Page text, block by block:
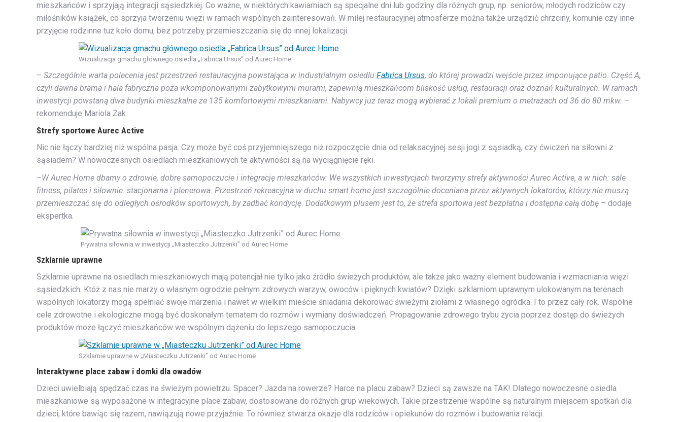
mieszkańców i sprzyjają integracji sąsiedzkiej. Co ważne, w niektórych kawiarniach są specjalne dni lub godziny dla różnych grup, np. seniorów, młodych rodziców czy
miłośników książek, co sprzyja tworzeniu więzi w ramach wspólnych zainteresowań. W miłej restauracyjnej atmosferze można także urządzić chrzciny, komunie czy inne
przyjęcie rodzinne tuż koło domu, bez potrzeby przemieszczania się do innej lokalizacji.
Wizualizacja gmachu głównego osiedla „Fabrica Ursus” od Aurec Home
– Szczególnie warta polecenia jest przestrzeń restauracyjna powstająca w industrialnym osiedlu Fabrica Ursus, do której prowadzi wejście przez imponujące patio. Część A,
czyli dawna brama i hala fabryczna poza wkomponowanymi zabytkowymi murami, zapewnią mieszkańcom bliskość usług, restauracji oraz doznań kulturalnych. W ramach
inwestycji powstaną dwa budynki mieszkalne ze 135 komfortowymi mieszkaniami. Nabywcy już teraz mogą wybierać z lokali premium o metrażach od 36 do 80 mkw. –
rekomenduje Mariola Żak.
Strefy sportowe Aurec Active
Nic nie łączy bardziej niż wspólna pasja. Czy może być coś przyjemniejszego niż rozpoczęcie dnia od relaksacyjnej sesji jogi z sąsiadką, czy ćwiczeń na siłowni z
sąsiadem? W nowoczesnych osiedlach mieszkaniowych te aktywności są na wyciągnięcie ręki.
–W Aurec Home dbamy o zdrowie, dobre samopoczucie i integrację mieszkańców. We wszystkich inwestycjach tworzymy strefy aktywności Aurec Active, a w nich: sale
fitness, pilates i siłownie: stacjonarna i plenerowa. Przestrzeń rekreacyjna w duchu smart home jest szczególnie doceniana przez aktywnych lokatorów, którzy nie muszą
przemieszczać się do odległych ośrodków sportowych, by zadbać kondycję. Dodatkowym plusem jest to, że strefa sportowa jest bezpłatna i dostępna całą dobę – dodaje
ekspertka.
Prywatna siłownia w inwestycji „Miasteczko Jutrzenki” od Aurec Home
Szklarnie uprawne
Szklarnie uprawne na osiedlach mieszkaniowych mają potencjał nie tylko jako źródło świeżych produktów, ale także jako ważny element budowania i wzmacniania więzi
sąsiedzkich. Któż z nas nie marzy o własnym ogrodzie pełnym zdrowych warzyw, owoców i pięknych kwiatów? Dzięki szklarniom uprawnym ulokowanym na terenach
wspólnych lokatorzy mogą spełniać swoje marzenia i nawet w wielkim mieście śniadania dekorować świeżymi ziołami z własnego ogródka. I to przez cały rok. Wspólne
cele zdrowotne i ekologiczne mogą być doskonałym tematem do rozmów i wymiany doświadczeń. Propagowanie zdrowego trybu życia poprzez dostęp do świeżych
produktów może łączyć mieszkańców we wspólnym dążeniu do lepszego samopoczucia.
Szklarnie uprawne w „Miasteczku Jutrzenki” od Aurec Home
Interaktywne place zabaw i domki dla owadów
Dzieci uwielbiają spędzać czas na świeżym powietrzu. Spacer? Jazda na rowerze? Harce na placu zabaw? Dzieci są zawsze na TAK! Dlatego nowoczesne osiedla
mieszkaniowe są wyposażone w integracyjne place zabaw, dostosowane do różnych grup wiekowych. Takie przestrzenie wspólne są naturalnym miejscem spotkań dla
dzieci, które bawiąc się razem, nawiązują nowe przyjaźnie. To również stwarza okazje dla rodziców i opiekunów do rozmów i budowania relacji.